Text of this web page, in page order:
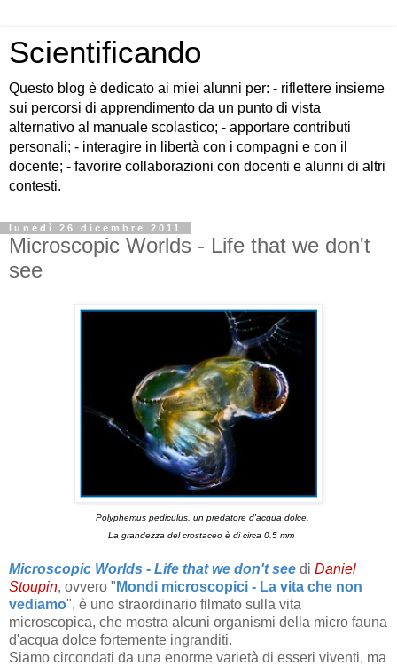
Scientificando
Questo blog è dedicato ai miei alunni per: - riflettere insieme
sui percorsi di apprendimento da un punto di vista
alternativo al manuale scolastico; - apportare contributi
personali; - interagire in libertà con i compagni e con il
docente; - favorire collaborazioni con docenti e alunni di altri
contesti.
lunedì 26 dicembre 2011
Microscopic Worlds - Life that we don't
see
Polyphemus pediculus, un predatore d'acqua dolce.
La grandezza del crostaceo è di circa 0.5 mm
Microscopic Worlds - Life that we don't see di Daniel
Stoupin, ovvero " Mondi microscopici - La vita che non
vediamo", è uno straordinario filmato sulla vita
microscopica, che mostra alcuni organismi della micro fauna
d'acqua dolce fortemente ingranditi.
Siamo circondati da una enorme varietà di esseri viventi, ma